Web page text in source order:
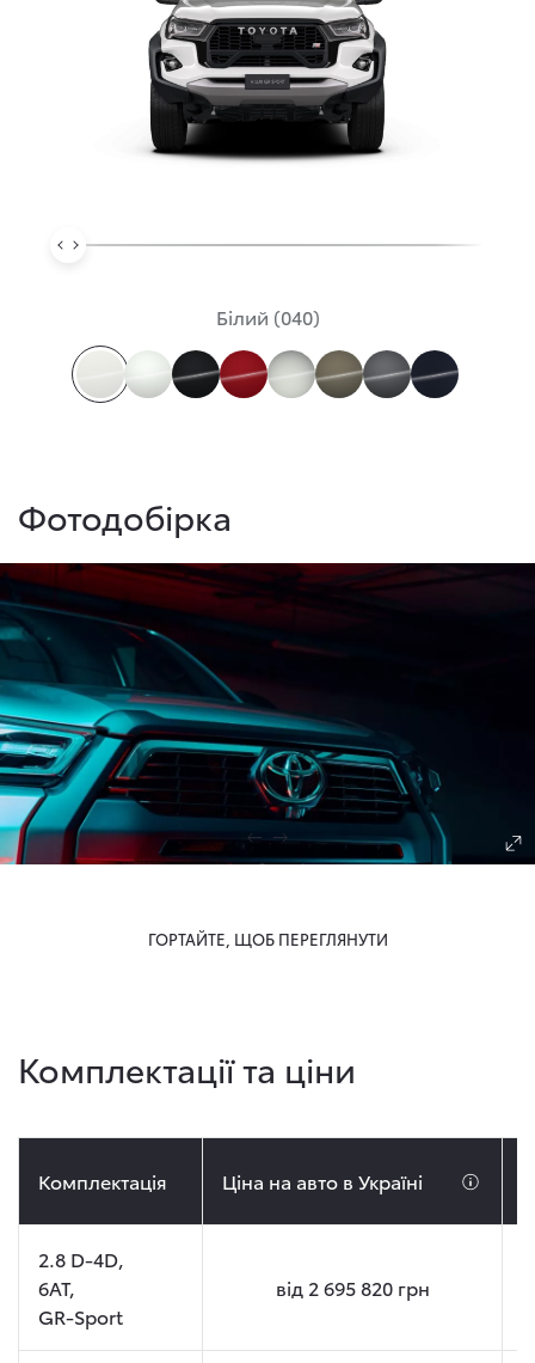
Білий (040)
Фотодобірка
ГОРТАЙТЕ, ЩОБ ПЕРЕГЛЯНУТИ
Комплектації та ціни
Комплектація Ціна на авто в Україні
2.8 D-4D,
6AT,
GR-Sport
від 2 695 820грн